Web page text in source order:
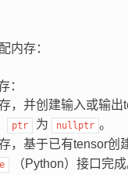
内存：
：
，并创建输入或输出
ptr 为 nullptr 。
，基于已有tensor创
（Python）接口完